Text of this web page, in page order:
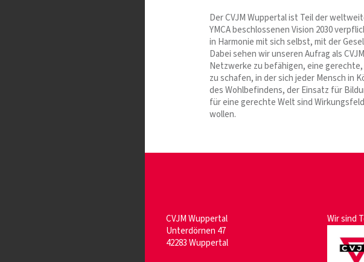
Der CVJM Wuppertal ist Teil der
YMCA beschlossenen Vision 2030
in Harmonie mit sich selbst, mit der
Dabei sehen wir unseren Aufrag als
Netzwerke zu befähigen, eine
zu schafen, in der sich jeder Mensch in
des Wohlbefindens, der Einsatz für
für eine gerechte Welt sind
wollen.
CVJM Wuppertal
Unterdörnen 47
42283 Wuppertal
Wir sind